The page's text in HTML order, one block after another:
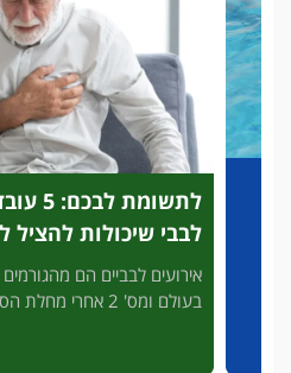
לבבי שיכולות להציל
אירועים לבביים הם
בעולם ומס' 2 אחרי מחלת הסרטן....